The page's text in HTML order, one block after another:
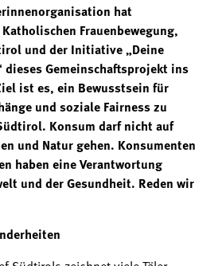
hat
Frauenbewegung,
und der Initiative „Deine
Gemeinschaftsprojekt ins
ist es, ein Bewusstsein für
und soziale Fairness zu
Konsum darf nicht auf
und Natur gehen. Konsumenten
haben eine Verantwortung
und der Gesundheit. Reden wir